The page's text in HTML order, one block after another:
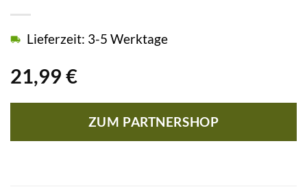
21,99 €
Lieferzeit: 3-5 Werktage
ZUM PARTNERSHOP